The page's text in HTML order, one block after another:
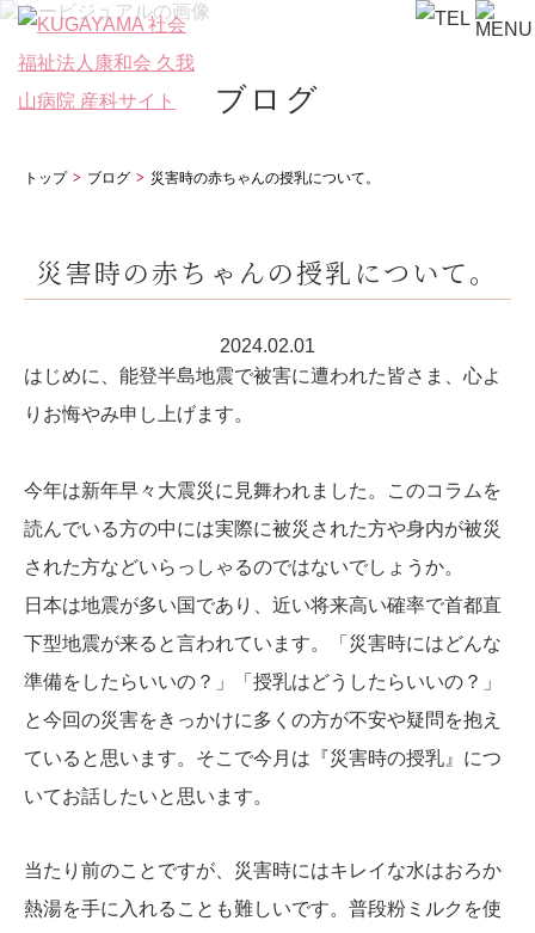
ブログ
トップ ブログ 災害時の赤ちゃんの授乳について。
災害時の赤ちゃんの授乳について。
2024.02.01
はじめに、能登半島地震で被害に遭われた皆さま、心よ
りお悔やみ申し上げます。
今年は新年早々大震災に見舞われました。このコラムを
読んでいる方の中には実際に被災された方や身内が被災
された方などいらっしゃるのではないでしょうか。
日本は地震が多い国であり、近い将来高い確率で首都直
下型地震が来ると言われています。「災害時にはどんな
準備をしたらいいの？」「授乳はどうしたらいいの？」
と今回の災害をきっかけに多くの方が不安や疑問を抱え
ていると思います。そこで今月は『災害時の授乳』につ
いてお話したいと思います。
当たり前のことですが、災害時にはキレイな水はおろか
熱湯を手に入れることも難しいです。普段粉ミルクを使